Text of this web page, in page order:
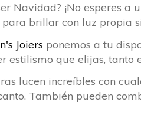
Navidad? ¡No esperes
brillar con luz propia
Joiers ponemos a tu
estilismo que elijas, tanto
lucen increíbles con
También pueden